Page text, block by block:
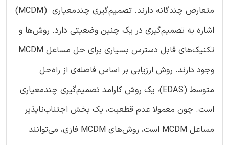
متعارض چندگانه دارند. تصمیم‌گیری چندمعیاری (MCDM)
اشاره به تصمیم‌گیری در یک چنین وضعیتی دارد. روش‌ها و
تکنیک‌های قابل دسترس بسیاری برای حل مساعل MCDM
وجود دارند. روش ارزیابی بر اساس فاصله‌ی از راه‌حل
متوسط (EDAS)، یک روش کارامد تصمیم‌گیری چندمعیاری
است. چون معمولا عدم قطعیت، یک بخش اجتناب‌ناپذیر
مساعل MCDM است، روش‌های MCDM فازی، می‌توانند